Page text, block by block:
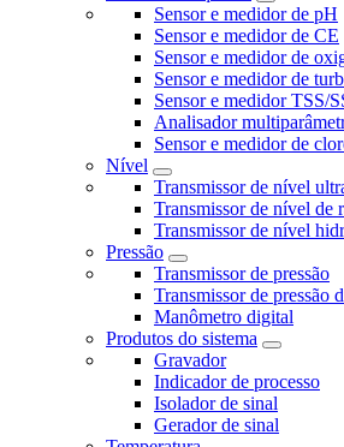
Sensor e medidor de pH
Sensor e medidor de CE
Sensor e medidor de
Sensor e medidor de
Sensor e medidor TSS/
Analisador
Sensor e medidor de
Nível
Transmissor de nível
Transmissor de nível de
Transmissor de nível
Pressão
Transmissor de pressão
Transmissor de pressão
Manômetro digital
Produtos do sistema
Gravador
Indicador de processo
Isolador de sinal
Gerador de sinal